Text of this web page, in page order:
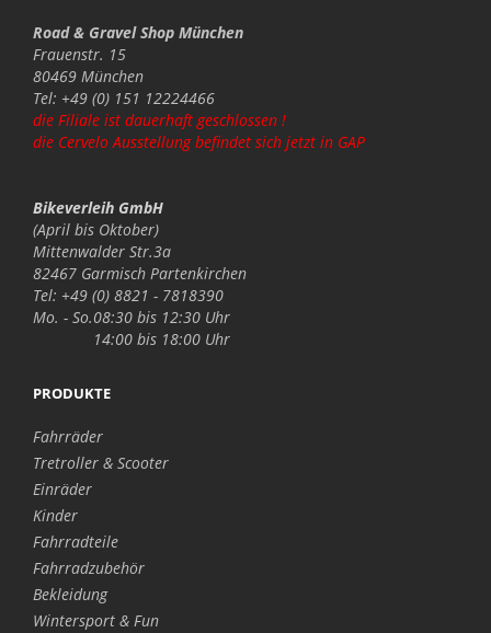
Road & Gravel Shop München
Frauenstr. 15
80469 München
Tel: +49 (0) 151 12224466
die Filiale ist dauerhaft geschlossen !
die Cervelo Ausstellung befindet sich jetzt in GAP
Bikeverleih GmbH
(April bis Oktober)
Mittenwalder Str.3a
82467 Garmisch Partenkirchen
Tel: +49 (0) 8821 - 7818390
Mo. - So.08:30 bis 12:30 Uhr
14:00 bis 18:00 Uhr
PRODUKTE
Fahrräder
Tretroller & Scooter
Einräder
Kinder
Fahrradteile
Fahrradzubehör
Bekleidung
Wintersport & Fun